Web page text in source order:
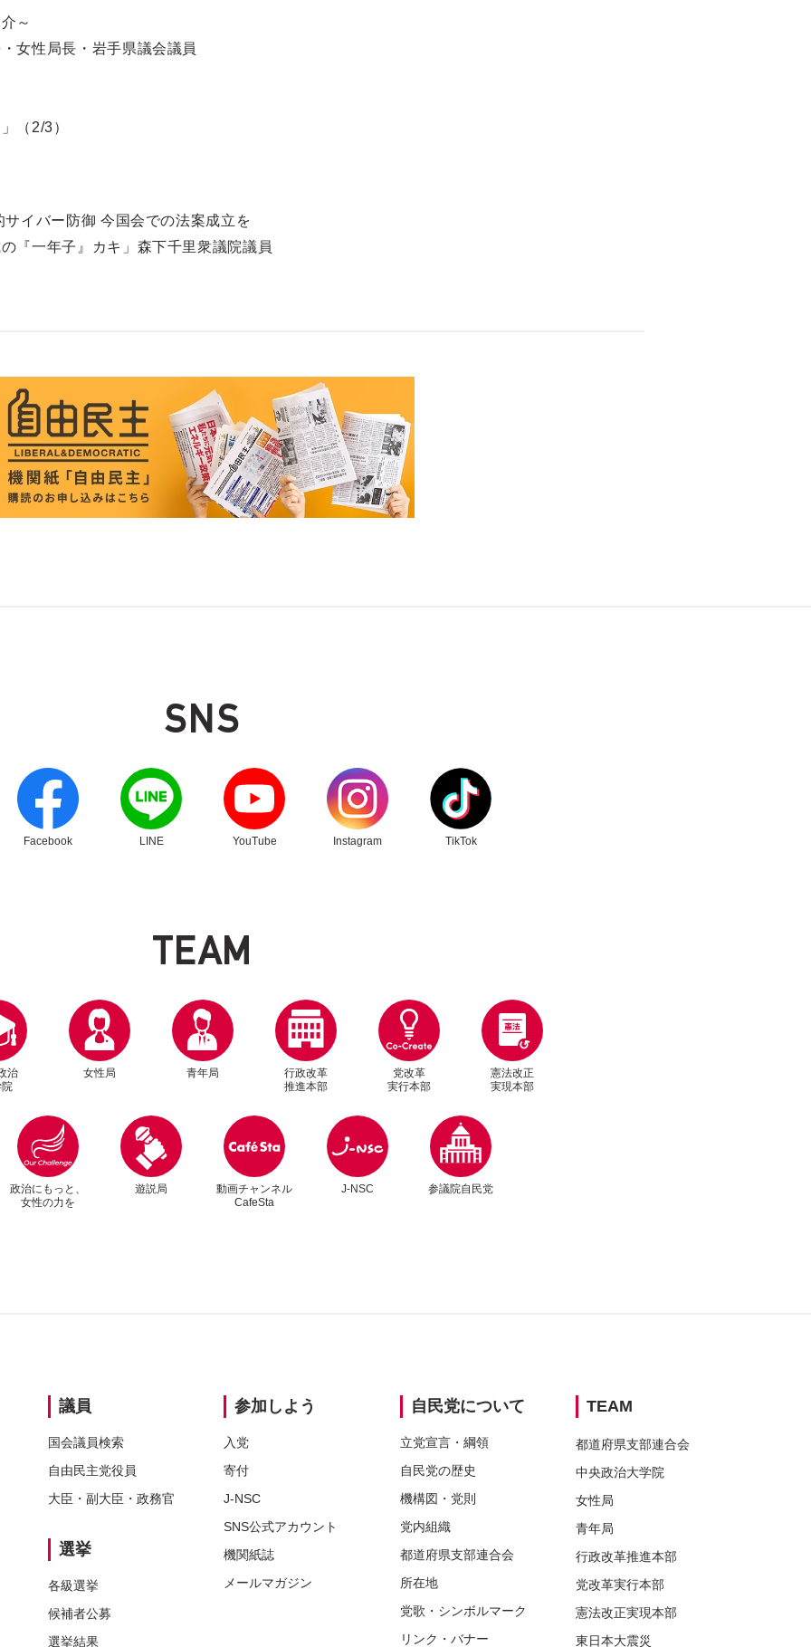
～
女性局長・岩手県議会議員
（2/3）
イバー防御 今国会での法案成立を
『一年子』カキ」森下千里衆議院議員
SNS
Facebook
別ウィンドウリンク
LINE
別ウィンドウリンク
YouTube
別ウィンドウリンク
Instagram
別ウィンドウリンク
TikTok
別ウィンドウリンク
TEAM
治
院
女性局 青年局
行政改革
推進本部
党改革
実行本部
憲法改正
実現本部
政治にもっと、
女性の力を
別ウィンドウリンク
遊説局
別ウィンドウリンク
動画チャンネル
CafeSta
J-NSC 参議院自民党
別ウィンドウリンク
議員
国会議員検索
自由民主党役員
大臣・副大臣・政務官
選挙
各級選挙
候補者公募
選挙結果
参加しよう
入党
寄付
J-NSC
SNS公式アカウント
機関紙誌
メールマガジン
自民党について
立党宣言・ 綱領
自民党の歴史
機構図・ 党則
党内組織
都道府県支部連合会
所在地
党歌・ シンボルマーク
リンク・ バナー
別ウィンドウリンク
別ウィンドウリンク TEAM
都道府県支部連合会
中央政治大学院
女性局
青年局
行政改革推進本部
党改革実行本部
憲法改正実現本部
東日本大震災
別ウィンドウリンク
別ウィンドウリンク
別ウィンドウリンク